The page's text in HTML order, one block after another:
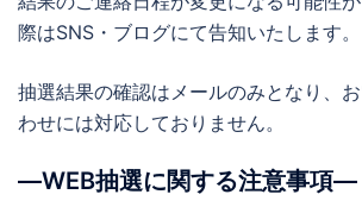
際はSNS・ブログにて告知いたします。
抽選結果の確認はメールのみとなり、
わせには対応しておりません。
―WEB抽選に関する注意事項―